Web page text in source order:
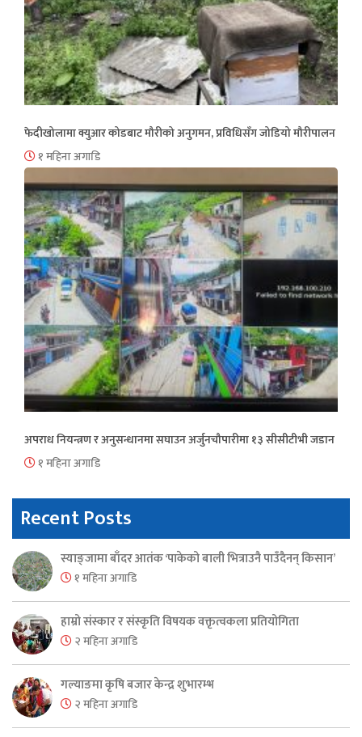
फेदीखोलामा क्युआर कोडबाट मौरीको अनुगमन, प्रविधिसँग जोडियो मौरीपालन
१ महिना अगाडि
अपराध नियन्त्रण र अनुसन्धानमा सघाउन अर्जुनचौपारीमा १३ सीसीटीभी जडान
१ महिना अगाडि
Recent Posts
स्याङ्जामा बाँदर आतंक ‘पाकेको बाली भित्राउनै पाउँदैनन् किसान’
१ महिना अगाडि
हाम्रो संस्कार र संस्कृति विषयक वक्तृत्वकला प्रतियोगिता
२ महिना अगाडि
गल्याङमा कृषि बजार केन्द्र शुभारम्भ
२ महिना अगाडि